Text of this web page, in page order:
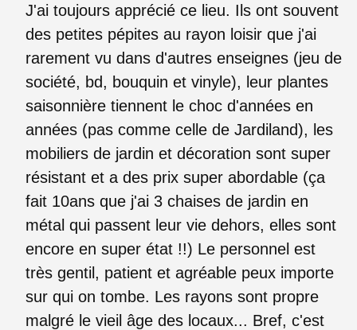
J'ai toujours apprécié ce lieu. Ils ont souvent
des petites pépites au rayon loisir que j'ai
rarement vu dans d'autres enseignes (jeu de
société, bd, bouquin et vinyle), leur plantes
saisonnière tiennent le choc d'années en
années (pas comme celle de Jardiland), les
mobiliers de jardin et décoration sont super
résistant et a des prix super abordable (ça
fait 10ans que j'ai 3 chaises de jardin en
métal qui passent leur vie dehors, elles sont
encore en super état !!) Le personnel est
très gentil, patient et agréable peux importe
sur qui on tombe. Les rayons sont propre
malgré le vieil âge des locaux... Bref, c'est